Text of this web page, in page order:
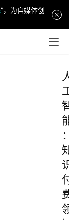
”，为自媒体创